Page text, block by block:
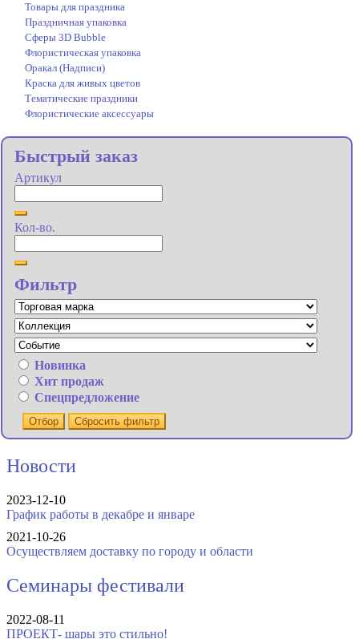
Товары для праздника
Праздничная упаковка
Сферы 3D Bubble
Флористическая упаковка
Оракал (Надписи)
Краска для живых цветов
Тематические праздники
Флористические аксессуары
Быстрый заказ
Артикул
Кол-во.
Фильтр
Новинка
Хит продаж
Спецпредложение
Отбор Сбросить фильтр
Новости
2023-12-10
График работы в декабре и январе
2021-10-26
Осуществляем доставку по городу и области
Семинары фестивали
2022-08-11
ПРОЕКТ- шары это стильно!